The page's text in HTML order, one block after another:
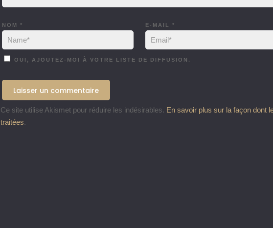
NOM * E-MAIL *
OUI, AJOUTEZ-MOI À VOTRE LISTE DE DIFFUSION.
Ce site utilise Akismet pour réduire les indésirables. En savoir plus sur la façon dont
traitées.